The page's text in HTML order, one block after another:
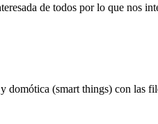
de todos por lo que nos
domótica (smart things) con las